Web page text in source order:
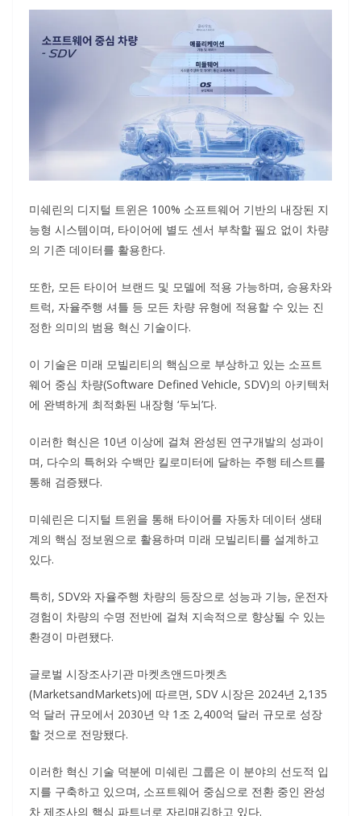
미쉐린의 디지털 트윈은 100% 소프트웨어 기반의 내장된 지
능형 시스템이며, 타이어에 별도 센서 부착할 필요 없이 차량
의 기존 데이터를 활용한다.
또한, 모든 타이어 브랜드 및 모델에 적용 가능하며, 승용차와
트럭, 자율주행 셔틀 등 모든 차량 유형에 적용할 수 있는 진
정한 의미의 범용 혁신 기술이다.
이 기술은 미래 모빌리티의 핵심으로 부상하고 있는 소프트
웨어 중심 차량(Software Defined Vehicle, SDV)의 아키텍처
에 완벽하게 최적화된 내장형 ‘두뇌’다.
이러한 혁신은 10년 이상에 걸쳐 완성된 연구개발의 성과이
며, 다수의 특허와 수백만 킬로미터에 달하는 주행 테스트를
통해 검증됐다.
미쉐린은 디지털 트윈을 통해 타이어를 자동차 데이터 생태
계의 핵심 정보원으로 활용하며 미래 모빌리티를 설계하고
있다.
특히, SDV와 자율주행 차량의 등장으로 성능과 기능, 운전자
경험이 차량의 수명 전반에 걸쳐 지속적으로 향상될 수 있는
환경이 마련됐다.
글로벌 시장조사기관 마켓츠앤드마켓츠
(MarketsandMarkets)에 따르면, SDV 시장은 2024년 2,135
억 달러 규모에서 2030년 약 1조 2,400억 달러 규모로 성장
할 것으로 전망됐다.
이러한 혁신 기술 덕분에 미쉐린 그룹은 이 분야의 선도적 입
지를 구축하고 있으며, 소프트웨어 중심으로 전환 중인 완성
차 제조사의 핵심 파트너로 자리매김하고 있다.